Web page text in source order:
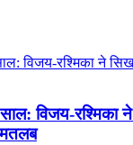
विजय-रश्मिका ने